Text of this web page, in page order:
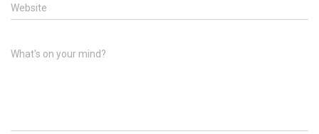
Website
What's on your mind?